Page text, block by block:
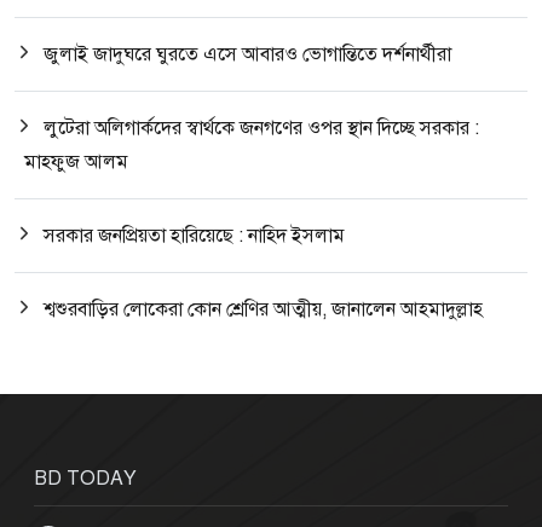
জুলাই জাদুঘরে ঘুরতে এসে আবারও ভোগান্তিতে দর্শনার্থীরা
লুটেরা অলিগার্কদের স্বার্থকে জনগণের ওপর স্থান দিচ্ছে সরকার :
মাহফুজ আলম
সরকার জনপ্রিয়তা হারিয়েছে : নাহিদ ইসলাম
শ্বশুরবাড়ির লোকেরা কোন শ্রেণির আত্মীয়, জানালেন আহমাদুল্লাহ
BD TODAY